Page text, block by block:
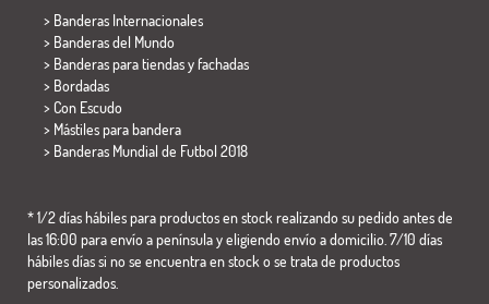
> Banderas Internacionales
> Banderas del Mundo
> Banderas para tiendas y fachadas
> Bordadas
> Con Escudo
> Mástiles para bandera
> Banderas Mundial de Futbol 2018
* 1/2 días hábiles para productos en stock realizando su pedido antes de
las 16:00 para envío a península y eligiendo envío a domicilio. 7/10 días
hábiles días si no se encuentra en stock o se trata de productos
personalizados.